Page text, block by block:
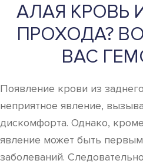
АЛАЯ КРОВЬ
ПРОХОДА?
ВАС
Появление крови из
неприятное явление,
дискомфорта. Однако,
явление может быть
заболеваний.